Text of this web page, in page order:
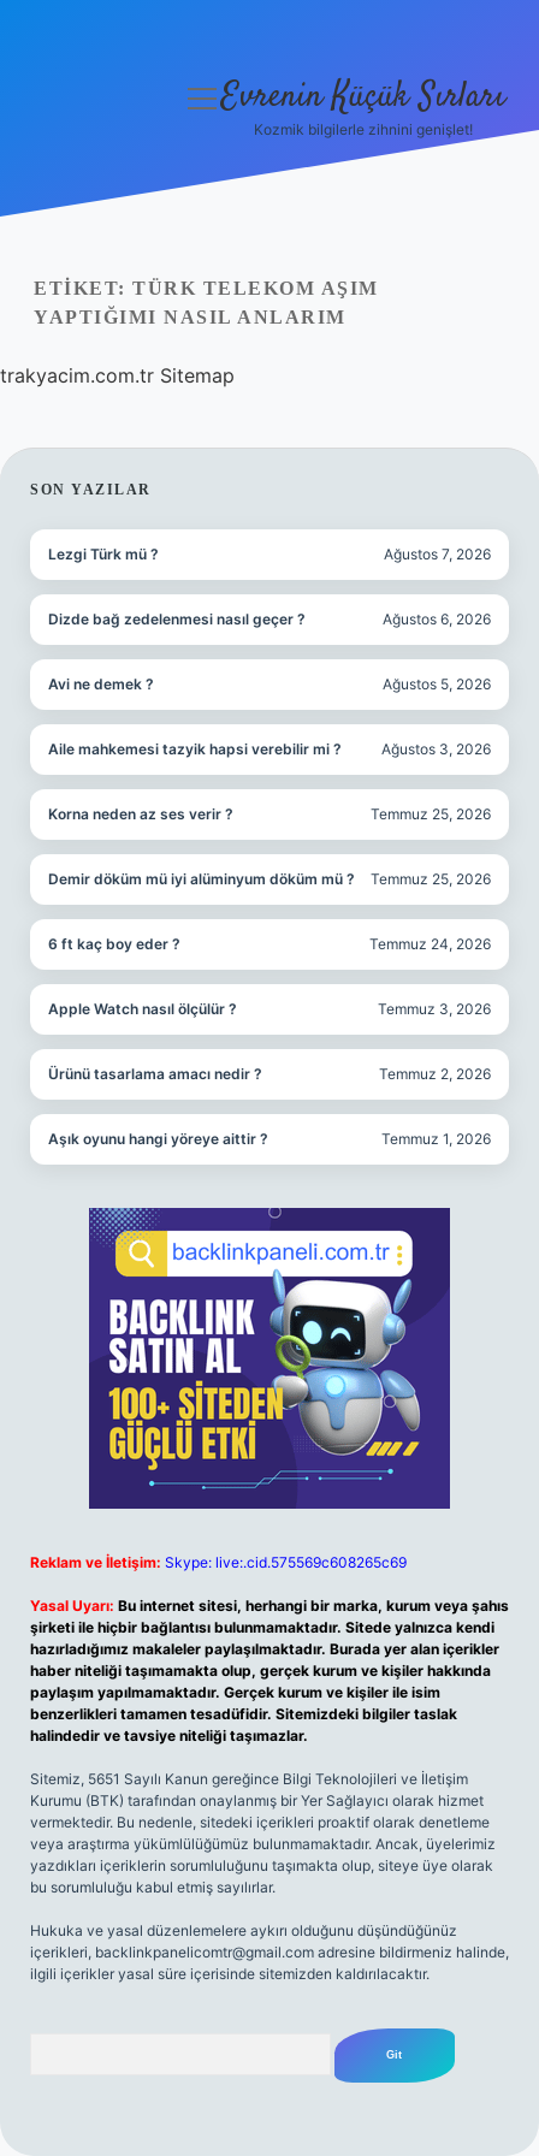
Yasal Uyarı
menüyü
Evrenin Küçük Sırları
Kozmik bilgilerle zihnini genişlet!
ETIKET: TÜRK TELEKOM AŞIM
YAPTIĞIMI NASIL ANLARIM
trakyacim.com.tr Sitemap
SIDEBAR
SON YAZILAR
Lezgi Türk mü ? Ağustos 7, 2026
Dizde bağ zedelenmesi nasıl geçer ? Ağustos 6, 2026
Avi ne demek ? Ağustos 5, 2026
Aile mahkemesi tazyik hapsi verebilir mi ? Ağustos 3, 2026
Korna neden az ses verir ? Temmuz 25, 2026
Demir döküm mü iyi alüminyum döküm mü ? Temmuz 25, 2026
6 ft kaç boy eder ? Temmuz 24, 2026
Apple Watch nasıl ölçülür ? Temmuz 3, 2026
Ürünü tasarlama amacı nedir ? Temmuz 2, 2026
Aşık oyunu hangi yöreye aittir ? Temmuz 1, 2026
Reklam ve İletişim: Skype: live:.cid.575569c608265c69
Yasal Uyarı: Bu internet sitesi, herhangi bir marka, kurum veya şahıs
şirketi ile hiçbir bağlantısı bulunmamaktadır. Sitede yalnızca kendi
hazırladığımız makaleler paylaşılmaktadır. Burada yer alan içerikler
haber niteliği taşımamakta olup, gerçek kurum ve kişiler hakkında
paylaşım yapılmamaktadır. Gerçek kurum ve kişiler ile isim
benzerlikleri tamamen tesadüfidir. Sitemizdeki bilgiler taslak
halindedir ve tavsiye niteliği taşımazlar.
Sitemiz, 5651 Sayılı Kanun gereğince Bilgi Teknolojileri ve İletişim
Kurumu (BTK) tarafından onaylanmış bir Yer Sağlayıcı olarak hizmet
vermektedir. Bu nedenle, sitedeki içerikleri proaktif olarak denetleme
veya araştırma yükümlülüğümüz bulunmamaktadır. Ancak, üyelerimiz
yazdıkları içeriklerin sorumluluğunu taşımakta olup, siteye üye olarak
bu sorumluluğu kabul etmiş sayılırlar.
Hukuka ve yasal düzenlemelere aykırı olduğunu düşündüğünüz
içerikleri, backlinkpanelicomtr@gmail.com adresine bildirmeniz halinde,
ilgili içerikler yasal süre içerisinde sitemizden kaldırılacaktır.